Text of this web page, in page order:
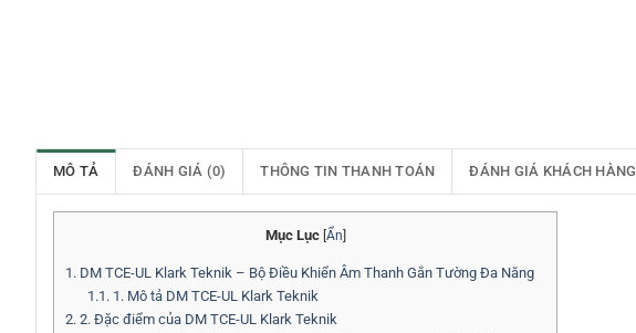
MÔ TẢ ĐÁNH GIÁ (0) THÔNG TIN THANH TOÁN ĐÁNH GIÁ KHÁCH HÀNG
Mục Lục Ẩn
1. DM TCE-UL Klark Teknik – Bộ Điều Khiển Âm Thanh Gắn Tường Đa Năng
1.1.1. Mô tả DM TCE-UL Klark Teknik
2. 2. Đặc điểm của DM TCE-UL Klark Teknik